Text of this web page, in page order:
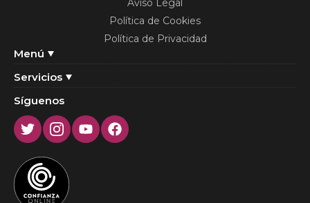
Menú
Servicios
Aviso Legal
Política de Cookies
Política de Privacidad
Síguenos
TwitterInstagram
YoutubeFacebook